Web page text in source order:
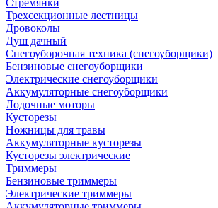
Стремянки
Трехсекционные лестницы
Дровоколы
Душ дачный
Снегоуборочная техника (снегоуборщики)
Бензиновые снегоуборщики
Электрические снегоуборщики
Аккумуляторные снегоуборщики
Лодочные моторы
Кусторезы
Ножницы для травы
Аккумуляторные кусторезы
Кусторезы электрические
Триммеры
Бензиновые триммеры
Электрические триммеры